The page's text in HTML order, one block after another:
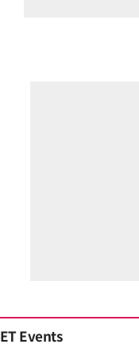
ET Events